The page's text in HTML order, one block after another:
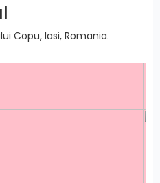
Copu, Iasi, Romania.